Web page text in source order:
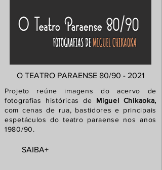
O TEATRO PARAENSE 80/90 - 2021
Projeto reúne imagens do acervo de
fotografias históricas de Miguel Chikaoka,
com cenas de rua, bastidores e principais
espetáculos do teatro paraense nos anos
1980/90.
SAIBA+